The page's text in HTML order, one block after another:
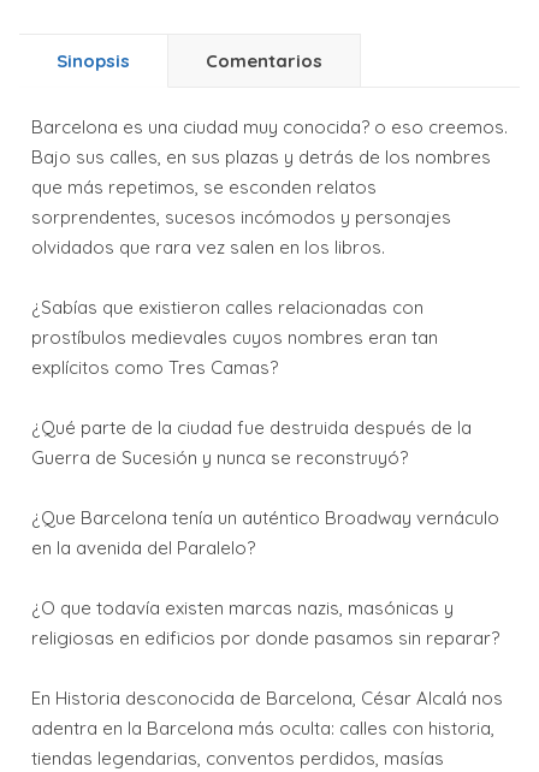
Sinopsis Comentarios
Barcelona es una ciudad muy conocida? o eso creemos.
Bajo sus calles, en sus plazas y detrás de los nombres
que más repetimos, se esconden relatos
sorprendentes, sucesos incómodos y personajes
olvidados que rara vez salen en los libros.
¿Sabías que existieron calles relacionadas con
prostíbulos medievales cuyos nombres eran tan
explícitos como Tres Camas?
¿Qué parte de la ciudad fue destruida después de la
Guerra de Sucesión y nunca se reconstruyó?
¿Que Barcelona tenía un auténtico Broadway vernáculo
en la avenida del Paralelo?
¿O que todavía existen marcas nazis, masónicas y
religiosas en edificios por donde pasamos sin reparar?
En Historia desconocida de Barcelona, César Alcalá nos
adentra en la Barcelona más oculta: calles con historia,
tiendas legendarias, conventos perdidos, masías